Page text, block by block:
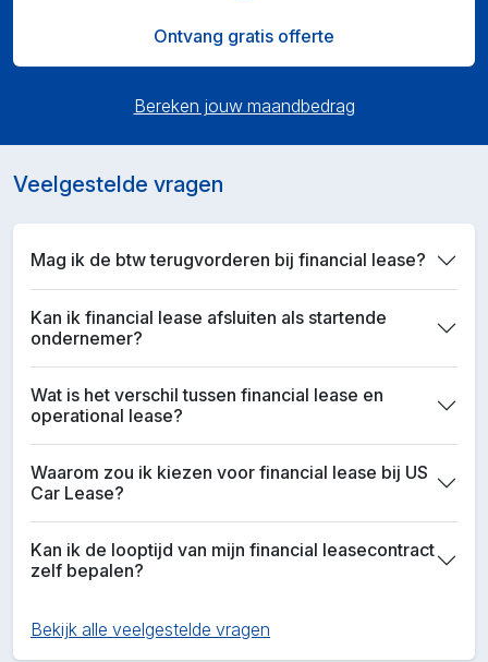
Ontvang gratis offerte
Bereken jouw maandbedrag
Veelgestelde vragen
Mag ik de btw terugvorderen bij financial lease?
Kan ik financial lease afsluiten als startende
ondernemer?
Wat is het verschil tussen financial lease en
operational lease?
Waarom zou ik kiezen voor financial lease bij US
Car Lease?
Kan ik de looptijd van mijn financial leasecontract
zelf bepalen?
Bekijk alle veelgestelde vragen